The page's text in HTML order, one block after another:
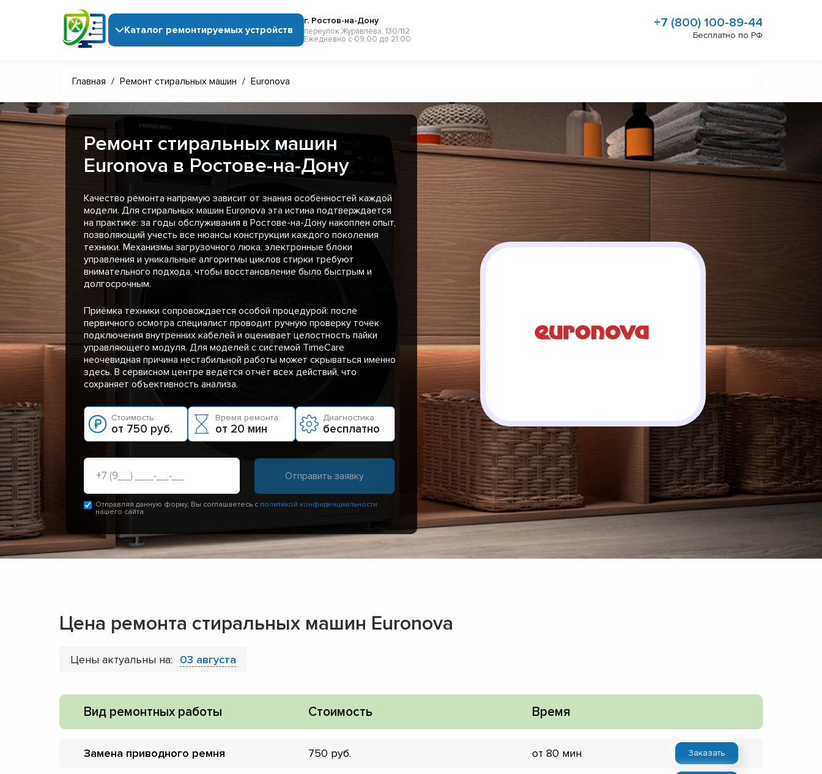
Каталог ремонтируемых устройств
г. Ростов-на-Дону
переулок Журавлёва, 130/112
Ежедневно с 09:00 до 21:00
+7 (800) 100-89-44
Бесплатно по РФ
Главная / Ремонт стиральных машин / Euronova
Ремонт стиральных машин
Euronova в Ростове-на-Дону
Качество ремонта напрямую зависит от знания особенностей каждой
модели. Для стиральных машин Euronova эта истина подтверждается
на практике: за годы обслуживания в Ростове-на-Дону накоплен опыт,
позволяющий учесть все нюансы конструкции каждого поколения
техники. Механизмы загрузочного люка, электронные блоки
управления и уникальные алгоритмы циклов стирки требуют
внимательного подхода, чтобы восстановление было быстрым и
долгосрочным.
Приёмка техники сопровождается особой процедурой: после
первичного осмотра специалист проводит ручную проверку точек
подключения внутренних кабелей и оценивает целостность пайки
управляющего модуля. Для моделей с системой TimeCare
неочевидная причина нестабильной работы может скрываться именно
здесь. В сервисном центре ведётся отчёт всех действий, что
сохраняет объективность анализа.
Стоимость:
от 750 руб.
Время ремонта:
от 20 мин
Диагностика:
бесплатно
Отправляя данную форму, Вы соглашаетесь с политикой конфиденциальности
нашего сайта
Цена ремонта стиральных машин Euronova
Цены актуальны на: 03 августа
Вид ремонтных работы Стоимость Время
Замена приводного ремня 750 от 80 мин Заказать